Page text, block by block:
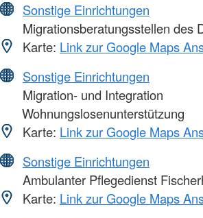
Sonstige Einrichtungen
Migrationsberatungsstellen des
Karte: Link zur Google Maps
Sonstige Einrichtungen
Migration- und Integration
Wohnungslosenunterstützung
Karte: Link zur Google Maps
Sonstige Einrichtungen
Ambulanter Pflegedienst
Karte: Link zur Google Maps